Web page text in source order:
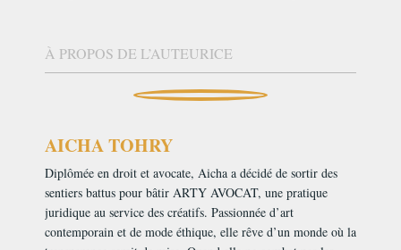
À PROPOS DE L’AUTEURICE
AICHA TOHRY
Diplômée en droit et avocate, Aicha a décidé de sortir des
sentiers battus pour bâtir ARTY AVOCAT, une pratique
juridique au service des créatifs. Passionnée d’art
contemporain et de mode éthique, elle rêve d’un monde où la